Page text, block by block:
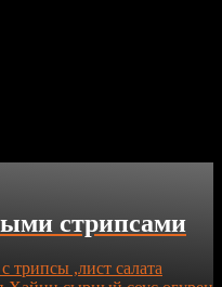
стрипсами
трипсы ,лист салата